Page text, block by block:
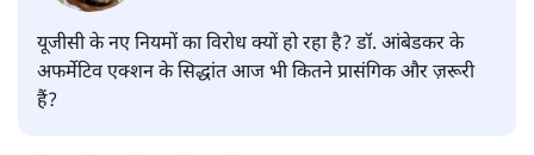
यूजीसी के नए नियमों का विरोध क्यों हो रहा है? डॉ. आंबेडकर के
अफर्मेटिव एक्शन के सिद्धांत आज भी कितने प्रासंगिक और ज़रूरी
हैं?